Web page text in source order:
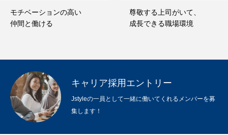
モチベーションの高い
仲間と働ける
尊敬する上司がいて、
成長できる職場環境
キャリア採用エントリー
Jstyleの一員として一緒に働いてくれるメンバーを募
集します！